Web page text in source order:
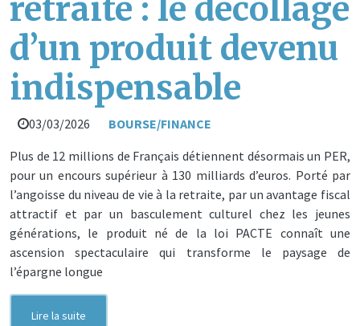
retraite : le décollage
d’un produit devenu
indispensable
03/03/2026
BOURSE/FINANCE
Plus de 12 millions de Français détiennent désormais un PER,
pour un encours supérieur à 130 milliards d’euros. Porté par
l’angoisse du niveau de vie à la retraite, par un avantage fiscal
attractif et par un basculement culturel chez les jeunes
générations, le produit né de la loi PACTE connaît une
ascension spectaculaire qui transforme le paysage de
l’épargne longue
Lire la suite